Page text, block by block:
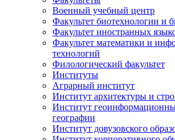
Военный учебный центр
Факультет биотехнологии и
Факультет иностранных
Факультет математики и
технологий
Филологический факультет
Институты
Аграрный институт
Институт архитектуры и
Институт
географии
Институт довузовского